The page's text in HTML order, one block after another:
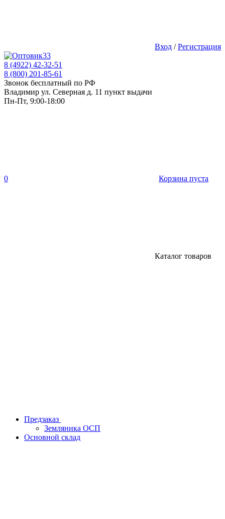
Вход /Регистрация
8 (4922) 42-32-51
8 (800) 201-85-61
Звонок бесплатный по РФ
Владимир ул. Северная д. 11 пункт выдачи
Пн-Пт, 9:00-18:00
0 Корзина пуста
Каталог товаров
Предзаказ
Земляника ОСП
Основной склад